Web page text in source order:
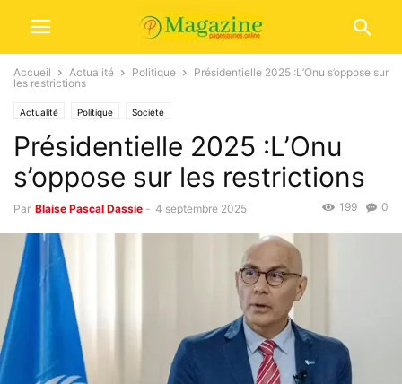
Accueil Actualité Politique
Présidentielle 2025 :L’Onu s’oppose sur
les restrictions
Actualité Politique Société
Présidentielle 2025 :L’Onu
s’oppose sur les restrictions
Par Blaise Pascal Dassie - 4 septembre 2025 0
199